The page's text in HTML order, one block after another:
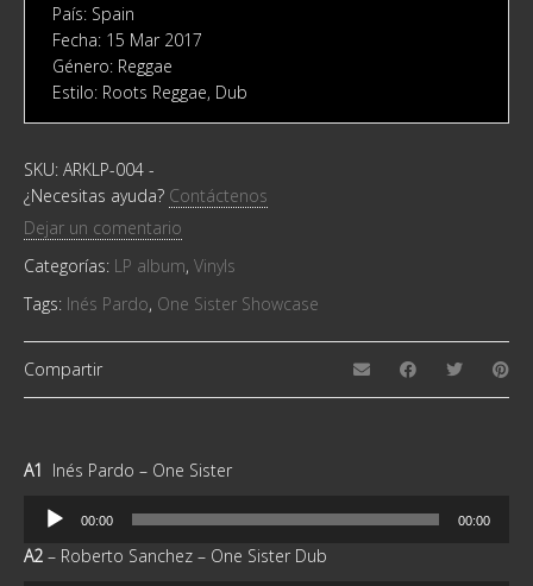
País: Spain
Fecha: 15 Mar 2017
Género: Reggae
Estilo: Roots Reggae, Dub
SKU: ARKLP-004 -
¿Necesitas ayuda? Contáctenos
Dejar un comentario
Categorías: LP album, Vinyls
Tags: Inés Pardo, One Sister Showcase
Compartir
A1 Inés Pardo – One Sister
Reproductor
audio
00:00 00:00
A2 – Roberto Sanchez – One Sister Dub